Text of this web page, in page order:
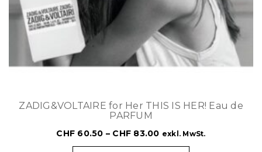
ZADIG&VOLTAIRE for Her THIS IS HER! Eau de
PARFUM
CHF 60.50 – CHF 83.00 exkl. MwSt.